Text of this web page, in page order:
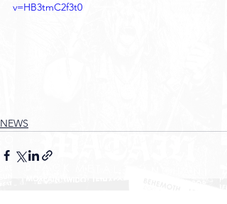
v=HB3tmC2f3t0
NEWS